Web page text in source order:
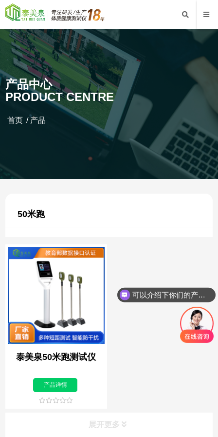
产品中心
PRODUCT CENTRE
首页 / 产品
50米跑
泰美泉50米跑测试仪
产品详情
展开更多
可以介绍下你们的产品么？